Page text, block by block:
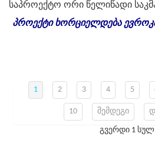
საპროექტო ორი წელიწადი
პროექტი ხორციელდება
1 2 3 4 5
10 შემდეგი
გვერდი 1 სულ